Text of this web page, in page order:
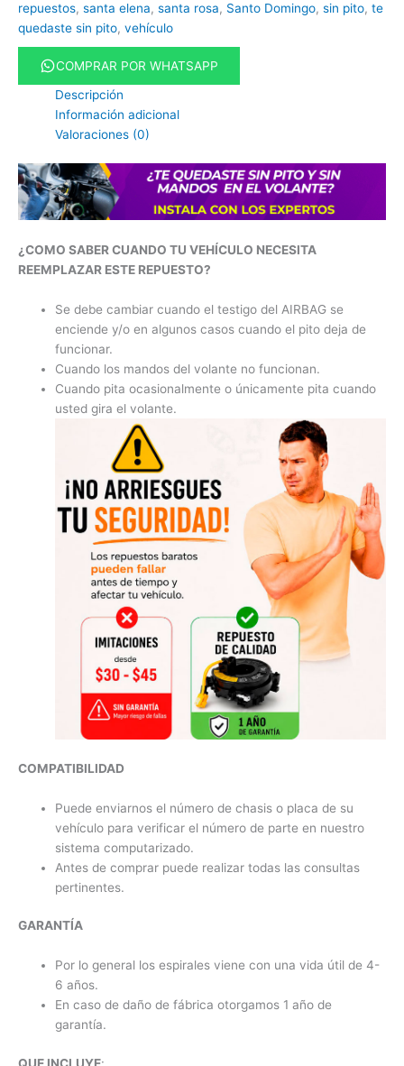
repuestos, santa elena, santa rosa, Santo Domingo, sin pito, te
quedaste sin pito, vehículo
COMPRAR POR WHATSAPP
Descripción
Información adicional
Valoraciones (0)
¿COMO SABER CUANDO TU VEHÍCULO NECESITA
REEMPLAZAR ESTE REPUESTO?
Se debe cambiar cuando el testigo del AIRBAG se
enciende y/o en algunos casos cuando el pito deja de
funcionar.
Cuando los mandos del volante no funcionan.
Cuando pita ocasionalmente o únicamente pita cuando
usted gira el volante.
COMPATIBILIDAD
Puede enviarnos el número de chasis o placa de su
vehículo para verificar el número de parte en nuestro
sistema computarizado.
Antes de comprar puede realizar todas las consultas
pertinentes.
GARANTÍA
Por lo general los espirales viene con una vida útil de 4-
6 años.
En caso de daño de fábrica otorgamos 1 año de
garantía.
QUE INCLUYE: